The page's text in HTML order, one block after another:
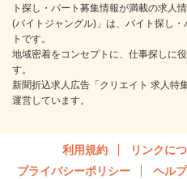
ト探し・パート募集情報が満載の求人
(バイトジャングル)」は、バイト探し
トです。
地域密着をコンセプトに、仕事探しに
す。
新聞折込求人広告「クリエイト 求人特
運営しています。
利用規約 リンクに
プライバシーポリシー
ヘルプ